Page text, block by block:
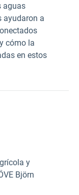
aguas
ayudaron a
cómo la
en estos
y
Björn